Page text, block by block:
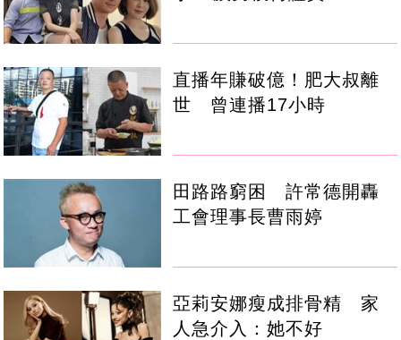
直播年賺破億！肥大叔離
世 曾連播17小時
田路路窮困 許常德開轟
工會理事長曹雨婷
亞莉安娜瘦成排骨精 家
人急介入：她不好